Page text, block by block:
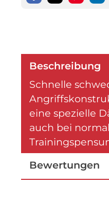
Beschreibung
Schnelle
eine spezielle
auch bei
Bewertungen